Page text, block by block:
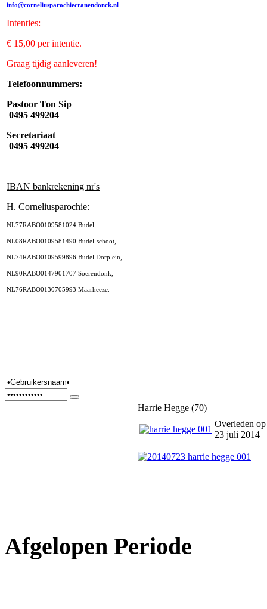
info@corneliusparochiecranendonck.nl
Intenties:
€ 15,00 per intentie.
Graag tijdig aanleveren!
Telefoonnummers:
Pastoor Ton Sip
0495 499204
Secretariaat
0495 499204
IBAN bankrekening nr's
H. Corneliusparochie:
NL77RABO0109581024 Budel,
NL08RABO0109581490 Budel-schoot,
NL74RABO0109599896 Budel Dorplein,
NL90RABO0147901707 Soerendonk,
NL76RABO0130705993 Maarheeze.
Harrie Hegge (70)
Overleden
23 juli 2014
Afgelopen Periode